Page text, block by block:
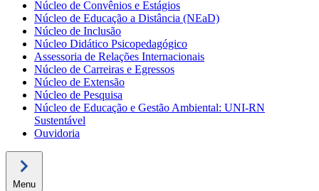
Núcleo de Convênios e Estágios
Núcleo de Educação a Distância (NEaD)
Núcleo de Inclusão
Núcleo Didático Psicopedagógico
Assessoria de Relações Internacionais
Núcleo de Carreiras e Egressos
Núcleo de Extensão
Núcleo de Pesquisa
Núcleo de Educação e Gestão Ambiental: UNI-RN
Sustentável
Ouvidoria
Menu